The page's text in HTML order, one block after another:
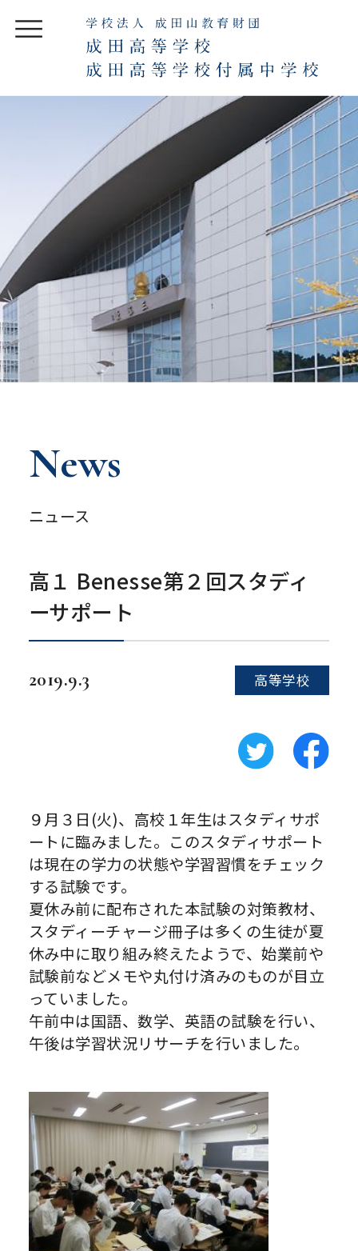
News
ニュース
高１ Benesse第２回スタディ
ーサポート
2019.9.3 高等学校
９月３日(火)、高校１年生はスタディサポ
ートに臨みました。このスタディサポート
は現在の学力の状態や学習習慣をチェック
する試験です。
夏休み前に配布された本試験の対策教材、
スタディーチャージ冊子は多くの生徒が夏
休み中に取り組み終えたようで、始業前や
試験前などメモや丸付け済みのものが目立
っていました。
午前中は国語、数学、英語の試験を行い、
午後は学習状況リサーチを行いました。